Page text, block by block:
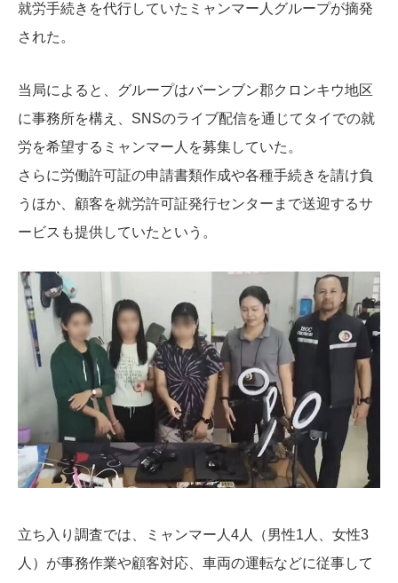
就労手続きを代行していたミャンマー人グループが摘発
された。
当局によると、グループはバーンブン郡クロンキウ地区
に事務所を構え、SNSのライブ配信を通じてタイでの就
労を希望するミャンマー人を募集していた。
さらに労働許可証の申請書類作成や各種手続きを請け負
うほか、顧客を就労許可証発行センターまで送迎するサ
ービスも提供していたという。
立ち入り調査では、ミャンマー人4人（男性1人、女性3
人）が事務作業や顧客対応、車両の運転などに従事して